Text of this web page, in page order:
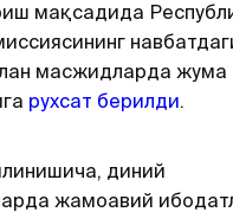
мақсадида
масжидларда жума
рухсат берилди.
диний
жамоавий